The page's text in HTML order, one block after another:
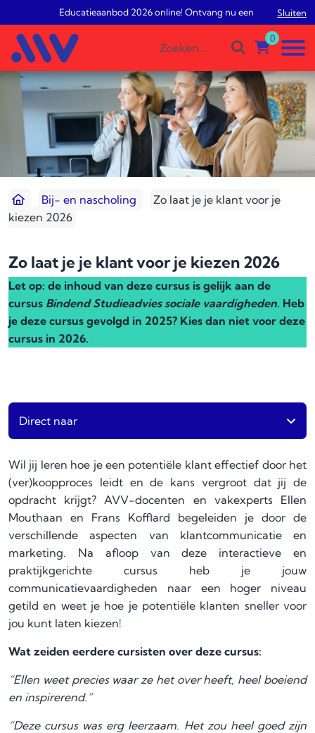
Educatieaanbod 2026 online! Ontvang nu een gratisSluiten
0
Bij- en nascholing
Zo laat je je klant voor je
kiezen 2026
Zo laat je je klant voor je kiezen 2026
Let op: de inhoud van deze cursus is gelijk aan de
cursus Bindend Studieadvies sociale vaardigheden. Heb
je deze cursus gevolgd in 2025? Kies dan niet voor deze
cursus in 2026.
Direct naar
Wil jij leren hoe je een potentiële klant effectief door het
(ver)koopproces leidt en de kans vergroot dat jij de
opdracht krijgt? AVV-docenten en vakexperts Ellen
Mouthaan en Frans Kofflard begeleiden je door de
verschillende aspecten van klantcommunicatie en
marketing.
Na afloop van deze interactieve en
praktijkgerichte cursus heb je jouw
communicatievaardigheden naar een hoger niveau
getild en weet je hoe je potentiële klanten sneller voor
jou kunt laten kiezen!
Wat zeiden eerdere cursisten over deze cursus:
“Ellen weet precies waar ze het over heeft, heel boeiend
en inspirerend.”
“Deze cursus was erg leerzaam. Het zou heel goed zijn